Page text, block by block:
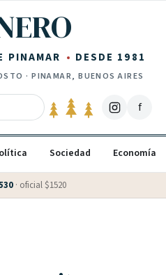
PINAMAR DESDE 1981
· PINAMAR, BUENOS AIRES
f
Sociedad Economía
· oficial $1520